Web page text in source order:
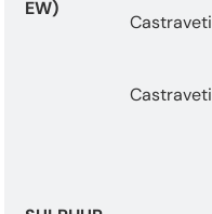
EW)
Castraveti
Castraveti